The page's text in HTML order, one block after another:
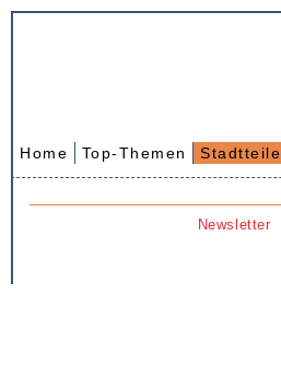
Home Top-Themen Stadtteile
Newsletter